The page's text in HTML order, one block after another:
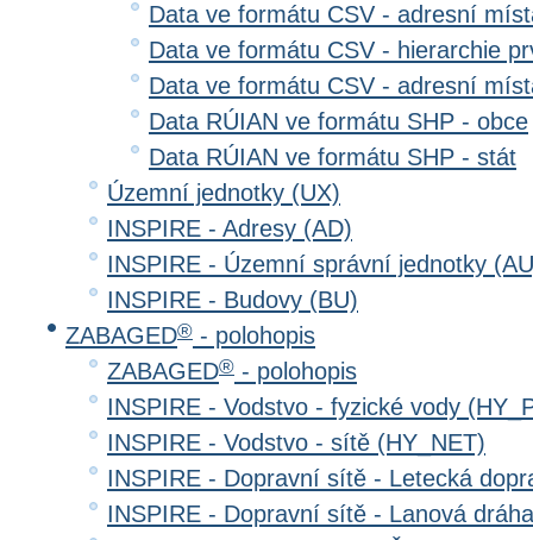
Data ve formátu CSV - adresní
Data ve formátu CSV - hierarchie
Data ve formátu CSV - adresní
Data RÚIAN ve formátu SHP - obce
Data RÚIAN ve formátu SHP - stát
Územní jednotky (UX)
INSPIRE - Adresy (AD)
INSPIRE - Územní správní jednotky
INSPIRE - Budovy (BU)
ZABAGED® - polohopis
ZABAGED® - polohopis
INSPIRE - Vodstvo - fyzické vody
INSPIRE - Vodstvo - sítě (HY_NET)
INSPIRE - Dopravní sítě - Letecká
INSPIRE - Dopravní sítě - Lanová